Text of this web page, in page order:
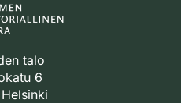
talo
6